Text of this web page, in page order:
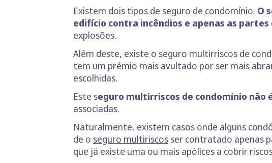
Existem dois tipos de seguro de condomínio. O
edifício contra incêndios e apenas as
explosões.
Além deste, existe o seguro multirriscos de
tem um prémio mais avultado por ser mais
escolhidas.
Este seguro multirriscos de condomínio não
associadas.
Naturalmente, existem casos onde alguns
de o seguro multiriscos ser contratado apenas
que já existe uma ou mais apólices a cobrir